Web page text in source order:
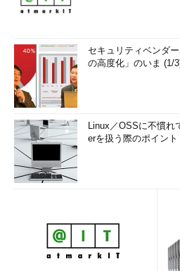
セキュリティベンダ
の高度化」のいま (1/
Linux／OSSに不慣れ
erを扱う際のポイント